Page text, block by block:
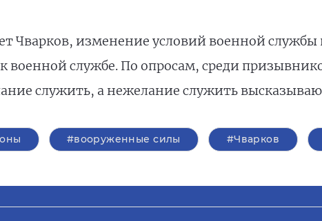
Чварков, изменение условий военной
службе. По опросам, среди
служить, а нежелание служить
#вооруженные силы #Чварков